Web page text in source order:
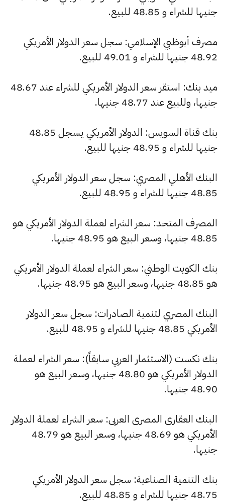
جنيها للشراء و 48.85 للبيع.
مصرف أبوظبي الإسلامي: سجل سعر الدولار الأمريكي
48.92 جنيها للشراء و 49.01 للبيع.
ميد بنك: استقر سعر الدولار الأمريكي للشراء عند 48.67
جنيها، وللبيع عند 48.77 جنيها.
بنك قناة السويس: الدولار الأمريكي يسجل 48.85
جنيها للشراء و 48.95 جنيها للبيع.
البنك الأهلي المصري: سجل سعر الدولار الأمريكي
48.85 جنيها للشراء و 48.95 للبيع.
المصرف المتحد: سعر الشراء لعملة الدولار الأمريكي هو
48.85 جنيها، وسعر البيع هو 48.95 جنيها.
بنك الكويت الوطني: سعر الشراء لعملة الدولار الأمريكي
هو 48.85 جنيها، وسعر البيع هو 48.95 جنيها.
البنك المصري لتنمية الصادرات: سجل سعر الدولار
الأمريكي 48.85 جنيها للشراء و 48.95 للبيع.
بنك نكست (الاستثمار العربي سابقاً): سعر الشراء لعملة
الدولار الأمريكي هو 48.80 جنيها، وسعر البيع هو
48.90 جنيها.
البنك العقارى المصرى العربى: سعر الشراء لعملة الدولار
الأمريكي هو 48.69 جنيها، وسعر البيع هو 48.79
جنيها.
بنك التنمية الصناعية: سجل سعر الدولار الأمريكي
48.75 جنيها للشراء و 48.85 للبيع.